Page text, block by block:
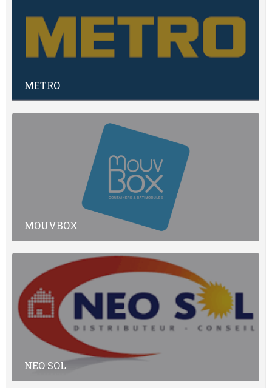
METRO
MOUVBOX
NEO SOL